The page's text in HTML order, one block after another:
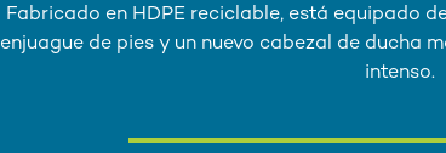
Fabricado en HDPE reciclable, está equipado
enjuague de pies y un nuevo cabezal de ducha
intenso.